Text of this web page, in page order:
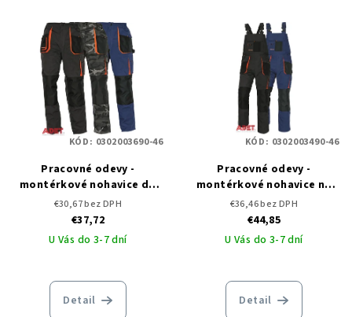
Pracovné odevy -
montérkové nohavice do
pása EMERTON ČERVA
€30,67 bez DPH
€37,72
U Vás do 3-7 dní
Detail
KÓD: 0302003690-46
Pracovné odevy -
montérkové nohavice na
traky EMERTON ČERVA
€36,46 bez DPH
€44,85
U Vás do 3-7 dní
Detail
KÓD: 0302003490-46